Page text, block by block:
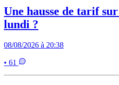
Une hausse de tarif
lundi ?
08/08/2026 à 20:38
• 61